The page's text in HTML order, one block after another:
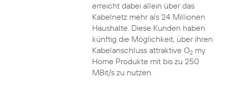
erreicht dabei allein über das
Kabelnetz mehr als 24 Millionen
Haushalte. Diese Kunden haben
künftig die Möglichkeit, über ihren
Kabelanschluss attraktive O2my
Home Produkte mit bis zu 250
MBit/s zu nutzen.